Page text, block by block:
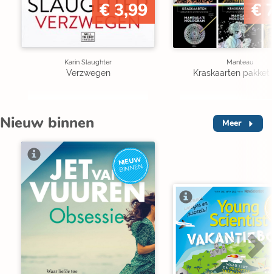
€ 3,99
Karin Slaughter
Verzwegen
€
Manteau
Kraskaarten pakket
Nieuw binnen Meer
NIEUW
BINNEN